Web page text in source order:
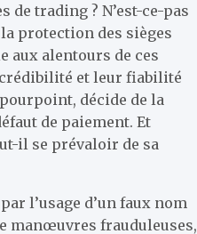
trading ? N’est-ce-pas
protection des sièges
aux alentours de ces
crédibilité et leur fiabilité
décide de la
de paiement. Et
il se prévaloir de sa
l’usage d’un faux nom
manœuvres frauduleuses,